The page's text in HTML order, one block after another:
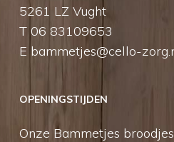
5261 LZ Vught
T 06 83109653
E bammetjes@cello-
OPENINGSTIJDEN
Onze Bammetjes